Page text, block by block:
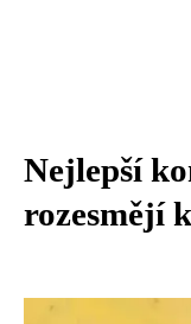
Nejlepší
rozesmějí